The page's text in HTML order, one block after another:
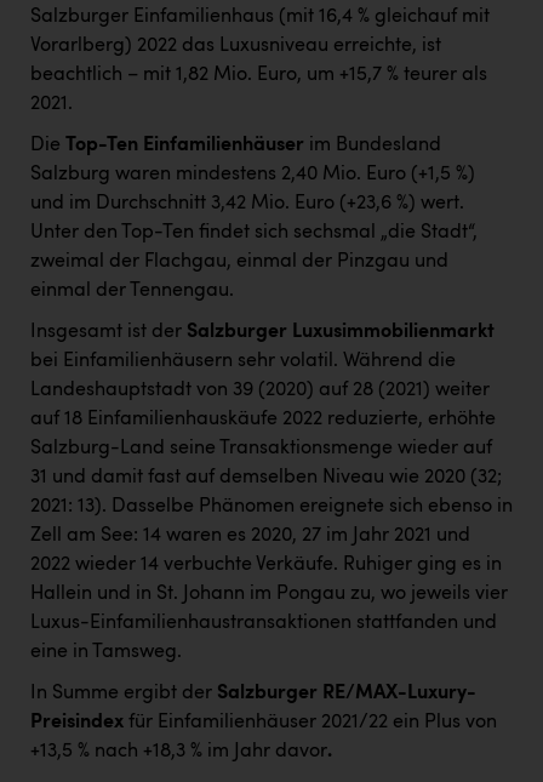
Salzburger Einfamilienhaus (mit 16,4 % gleichauf mit
Vorarlberg) 2022 das Luxusniveau erreichte, ist
beachtlich – mit 1,82 Mio. Euro, um +15,7 % teurer als
2021.
Die Top-Ten Einfamilienhäuser im Bundesland
Salzburg waren mindestens 2,40 Mio. Euro (+1,5 %)
und im Durchschnitt 3,42 Mio. Euro (+23,6 %) wert.
Unter den Top-Ten findet sich sechsmal „die Stadt“,
zweimal der Flachgau, einmal der Pinzgau und
einmal der Tennengau.
Insgesamt ist der Salzburger Luxusimmobilienmarkt
bei Einfamilienhäusern sehr volatil. Während die
Landeshauptstadt von 39 (2020) auf 28 (2021) weiter
auf 18 Einfamilienhauskäufe 2022 reduzierte, erhöhte
Salzburg-Land seine Transaktionsmenge wieder auf
31 und damit fast auf demselben Niveau wie 2020 (32;
2021: 13). Dasselbe Phänomen ereignete sich ebenso in
Zell am See: 14 waren es 2020, 27 im Jahr 2021 und
2022 wieder 14 verbuchte Verkäufe. Ruhiger ging es in
Hallein und in St. Johann im Pongau zu, wo jeweils vier
Luxus-Einfamilienhaustransaktionen stattfanden und
eine in Tamsweg.
In Summe ergibt der Salzburger RE/MAX-Luxury-
Preisindex für Einfamilienhäuser 2021/22 ein Plus von
+13,5 % nach +18,3 % im Jahr davor.